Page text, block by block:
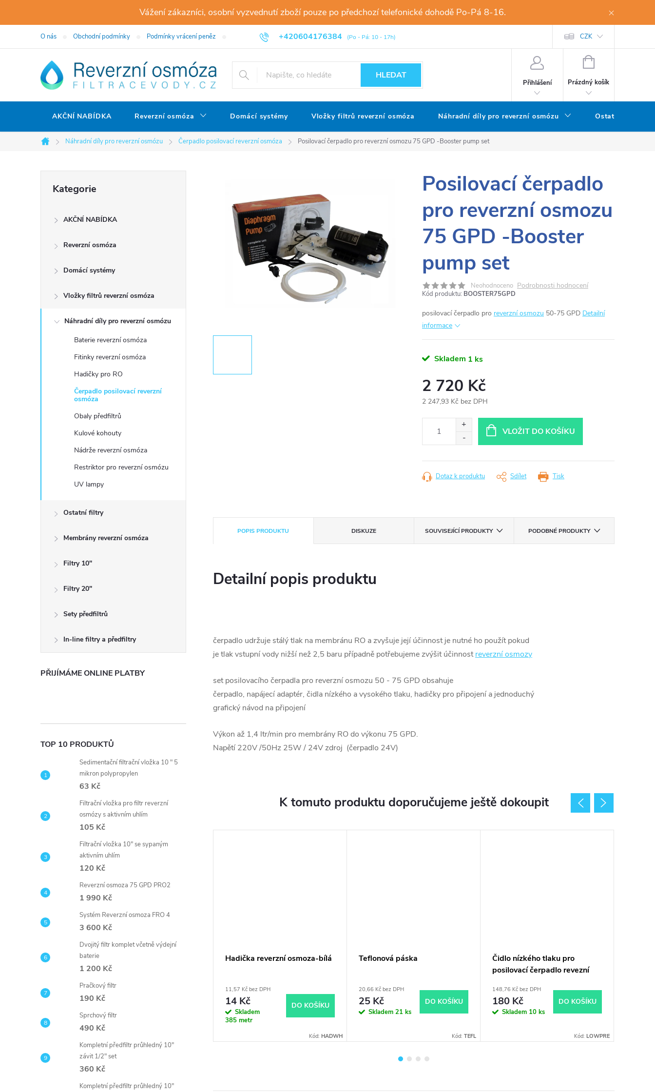
Vážení zákazníci, osobní vyzvednutí zboží pouze po předchozí telefonické dohodě Po-Pá 8-16.
+420604176384
O nás Obchodní podmínky Podmínky vrácení peněz Informace o zpracování osobních údajů Dodací a platební podmínky Novinky
CZK
HLEDAT
Přihlášení
NÁKUPNÍ
Prázdný košík
AKČNÍ NABÍDKA Reverzní osmóza Domácí systémy Vložky filtrů reverzní osmóza Náhradní díly pro reverzní osmózu Ostatní filtry
Domů
Náhradní díly pro reverzní osmózu Čerpadlo posilovací reverzní osmóza Posilovací čerpadlo pro reverzní osmozu 75 GPD -Booster pump set
a
l
kategorie
Kategorie
AKČNÍ NABÍDKA
Reverzní osmóza
Domácí systémy
Vložky filtrů reverzní osmóza
Náhradní díly pro reverzní osmózu
Baterie reverzní osmóza
Fitinky reverzní osmóza
Hadičky pro RO
Čerpadlo posilovací reverzní
osmóza
Obaly předfiltrů
Kulové kohouty
Nádrže reverzní osmóza
Restriktor pro reverzní osmózu
UV lampy
Ostatní filtry
Membrány reverzní osmóza
Filtry 10"
Filtry 20"
Sety předfiltrů
In-line filtry a předfiltry
PŘIJÍMÁME ONLINE PLATBY
TOP 10 PRODUKTŮ
Sedimentační filtrační vložka 10 " 5
mikron polypropylen
63 Kč
Filtrační vložka pro filtr reverzní
osmózy s aktivním uhlím
105 Kč
Filtrační vložka 10" se sypaným
aktivním uhlím
120 Kč
Reverzní osmoza 75 GPD PRO2
1 990 Kč
Systém Reverzní osmoza FRO 4
3 600 Kč
Dvojitý filtr komplet včetně výdejní
baterie
1 200 Kč
Pračkový filtr
190 Kč
Sprchový filtr
490 Kč
Kompletní předfiltr průhledný 10"
závit 1/2" set
360 Kč
Kompletní předfiltr průhledný 10"
Posilovací čerpadlo
pro reverzní osmozu
75 GPD -Booster
pump set
Neohodnoceno Podrobnosti hodnocení
Kód produktu: BOOSTER75GPD
posilovací čerpadlo pro reverzní osmozu 50-75 GPD Detailní
informace
Skladem 1 ks
2 720 Kč
2 247,93 Kč bez DPH
VLOŽIT DO KOŠÍKU
Tisk
Dotaz k produktu Sdílet
POPIS PRODUKTU DISKUZE SOUVISEJÍCÍ PRODUKTY PODOBNÉ PRODUKTY
Detailní popis produktu
čerpadlo udržuje stálý tlak na membránu RO a zvyšuje její účinnost je nutné ho použít pokud
je tlak vstupní vody nižší než 2,5 baru případně potřebujeme zvýšit účinnostreverzní osmozy
set posilovacího čerpadla pro reverzní osmozu 50 - 75 GPD obsahuje
čerpadlo, napájecí adaptér, čidla nízkého a vysokého tlaku, hadičky pro připojení a jednoduchý
grafický návod na připojení
Výkon až 1,4 ltr/min pro membrány RO do výkonu 75 GPD.
Napětí 220V /50Hz 25W / 24V zdroj (čerpadlo 24V)
K tomuto produktu doporučujeme ještě dokoupit
Čidlo vysokého tlaku pro
posilovací čerpadlo revezní
osmozy
148,76 Kč bez DPH
180 Kč
Skladem
Hadička reverzní osmoza-bílá
11,57 Kč bez DPH
14 Kč
Skladem
385 metr
DO KOŠÍKU
Kód: HADWH
Teflonová páska
20,66 Kč bez DPH
25 Kč
Skladem 21 ks
DO KOŠÍKU
Kód: TEFL
Čidlo nízkého tlaku pro
posilovací čerpadlo revezní
148,76 Kč bez DPH
180 Kč
Skladem 10 ks
DO KOŠÍKU
Kód: LOWPRE